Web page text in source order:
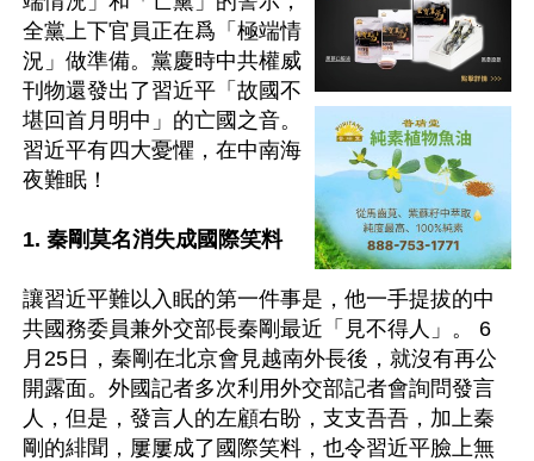
全黨上下官員正在爲「極端情
況」做準備。黨慶時中共權威
刊物還發出了習近平「故國不
堪回首月明中」的亡國之音。
習近平有四大憂懼，在中南海
夜難眠！
1. 秦剛莫名消失成國際笑料
讓習近平難以入眠的第一件事是，他一手提拔的中
共國務委員兼外交部長秦剛最近「見不得人」。 6
月25日，秦剛在北京會見越南外長後，就沒有再公
開露面。外國記者多次利用外交部記者會詢問發言
人，但是，發言人的左顧右盼，支支吾吾，加上秦
剛的緋聞，屢屢成了國際笑料，也令習近平臉上無